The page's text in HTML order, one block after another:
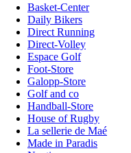
Basket-Center
Daily Bikers
Direct Running
Direct-Volley
Espace Golf
Foot-Store
Galopp-Store
Golf and co
Handball-Store
House of Rugby
La sellerie de Maé
Made in Paradis